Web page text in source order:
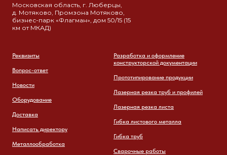
Московская область, г. Люберцы,
д. Мотяково, Промзона Мотяково,
бизнес-парк «Флагман», дом 50/15 (15
км от МКАД)
Реквизиты
Вопрос-ответ
Новости
Оборудование
Доставка
Написать директору
Металлообработка
Разработка и оформление
конструкторской документации
Прототипирование продукции
Лазерная резка труб и профилей
Лазерная резка листа
Гибка листового металла
Гибка труб
Сварочные работы